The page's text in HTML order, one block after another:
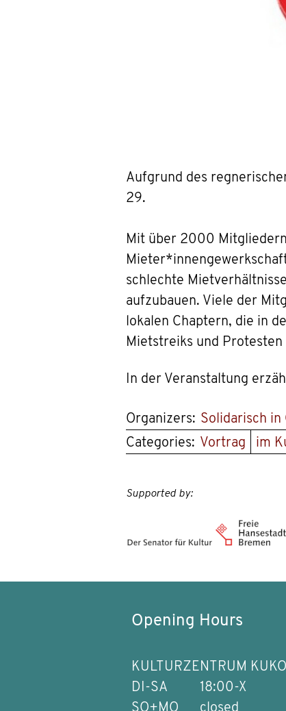
Aufgrund des
29.
Mit über 2000
schlechte
aufzubauen. Viele der
lokalen Chaptern, die in
Mietstreiks und
In der Veranstaltung
Organizers: Solidarisch in
Categories: Vortrag im
Supported by:
Opening Hours
KULTURZENTRUM
DI-SA
18:00-X
SO+MO
closed